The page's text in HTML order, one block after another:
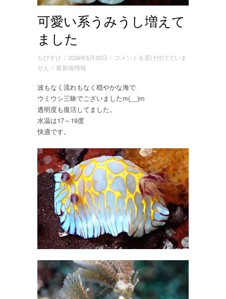
可愛い系うみうし増えて
ました
ちびすけ / 2026年5月30日 / 可
系
う
え
て
ま
し
た
は
コメントを受け付けていま
せん / 最新海情報
波もなく流れもなく穏やかな海で
ウミウシ三昧でございましたm(__)m
透明度も復活してました。
水温は17～19度
快適です。